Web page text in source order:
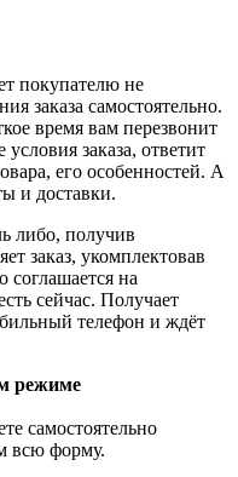
покупателю не
заказа самостоятельно.
время вам перезвонит
заказа, ответит
его особенностей. А
и доставки.
либо, получив
заказ, укомплектовав
на
сейчас. Получает
телефон и ждёт
режиме
самостоятельно
всю форму.